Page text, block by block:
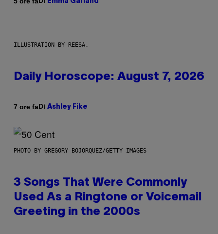
Emma Garland
ILLUSTRATION BY REESA.
Daily Horoscope: August 7, 2026
7 ore faDi Ashley Fike
PHOTO BY GREGORY BOJORQUEZ/GETTY IMAGES
3 Songs That Were Commonly
Used As a Ringtone or Voicemail
Greeting in the 2000s